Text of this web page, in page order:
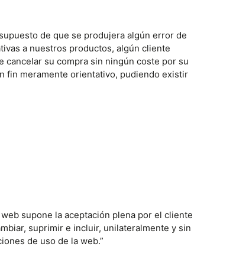
de que se produjera algún error de
a nuestros productos, algún cliente
cancelar su compra sin ningún coste por su
fin meramente orientativo, pudiendo existir
supone la aceptación plena por el cliente
suprimir e incluir, unilateralmente y sin
de uso de la web.”